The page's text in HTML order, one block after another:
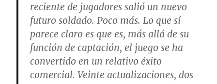
reciente de jugadores salió un nuevo
futuro soldado. Poco más. Lo que sí
parece claro es que es, más allá de su
función de captación, el juego se ha
convertido en un relativo éxito
comercial. Veinte actualizaciones, dos